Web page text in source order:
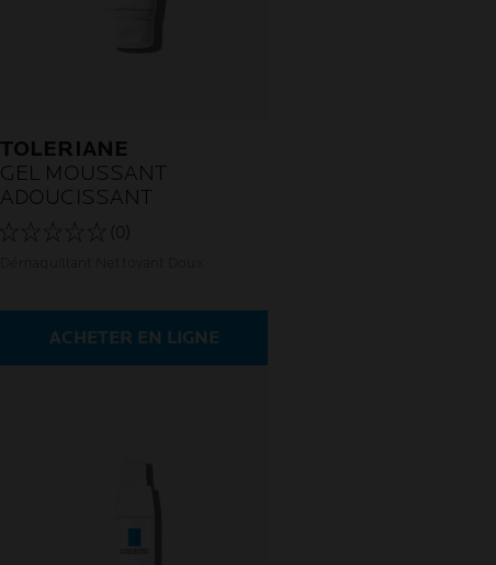
TOLERIANE
GEL MOUSSANT
ADOUCISSANT
(0)
ACHETER EN LIGNE